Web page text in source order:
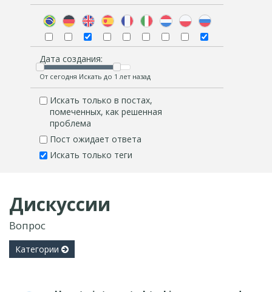
Дата создания:
От сегодня Искать до 1 лет назад
Искать только в постах,
помеченных, как решенная
проблема
Пост ожидает ответа
Искать только теги
Дискуссии
Вопрос
Категории